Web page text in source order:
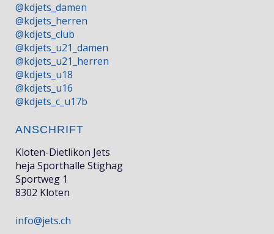
@kdjets_damen
@kdjets_herren
@kdjets_club
@kdjets_u21_damen
@kdjets_u21_herren
@kdjets_u18
@kdjets_u16
@kdjets_c_u17b
ANSCHRIFT
Kloten-Dietlikon Jets
heja Sporthalle Stighag
Sportweg 1
8302 Kloten
info@jets.ch